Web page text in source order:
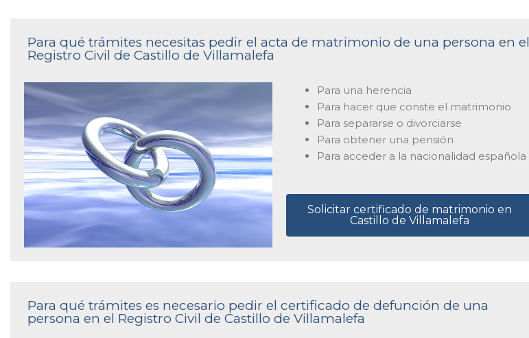
Para qué trámites necesitas pedir el acta de matrimonio de una persona en el
Registro Civil de Castillo de Villamalefa
Para una herencia
Para hacer que conste el matrimonio
Para separarse o divorciarse
Para obtener una pensión
Para acceder a la nacionalidad española
Solicitar certificado de matrimonio en
Castillo de Villamalefa
Para qué trámites es necesario pedir el certificado de defunción de una
persona en el Registro Civil de Castillo de Villamalefa